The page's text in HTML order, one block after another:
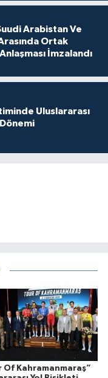
Arabistan Ve
Ortak
İmzalandı
Uluslararası
Of Kahramanmaraş”